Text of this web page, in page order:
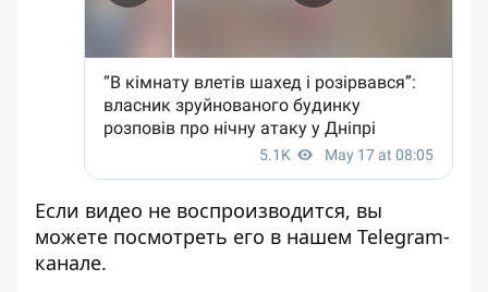
Если видео не воспроизводится, вы
можете посмотреть его в нашем Telegram-
канале.